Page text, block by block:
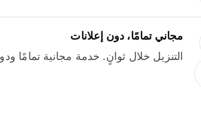
مجاني تمامًا، دون إعلانات
التنزيل خلال ثوانٍ. خدمة مجانية تمامًا